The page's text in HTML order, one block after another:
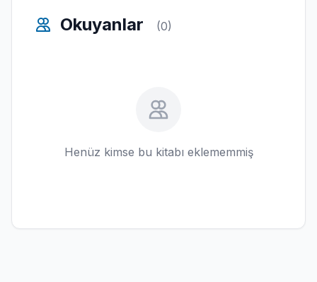
Okuyanlar (0)
Henüz kimse bu kitabı eklememmiş